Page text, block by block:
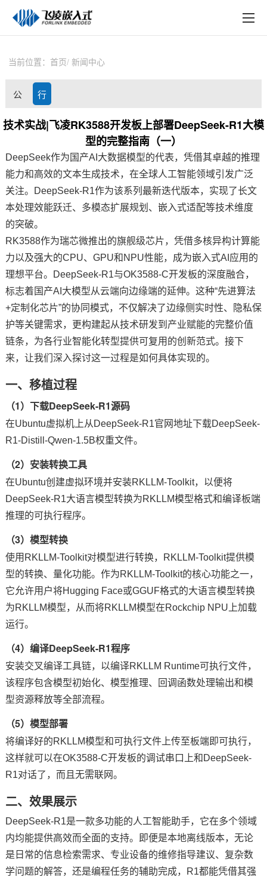
技术与支持
在线文档
方案定制
关于飞凌
天猫商城
淘宝商城
新闻中心
技术论坛
在线购买
当前位置： 首页 新闻中心
公
司
态
行
业
讯
技术实战|飞凌RK3588开发板上部署DeepSeek-R1大模
型的完整指南（一）
DeepSeek作为国产AI大数据模型的代表，凭借其卓越的推理
能力和高效的文本生成技术，在全球人工智能领域引发广泛
关注。DeepSeek-R1作为该系列最新迭代版本，实现了长文
本处理效能跃迁、多模态扩展规划、嵌入式适配等技术维度
的突破。
RK3588作为瑞芯微推出的旗舰级芯片，凭借多核异构计算能
力以及强大的CPU、GPU和NPU性能，成为嵌入式AI应用的
理想平台。DeepSeek-R1与OK3588-C开发板的深度融合，
标志着国产AI大模型从云端向边缘端的延伸。这种“先进算法
+定制化芯片”的协同模式，不仅解决了边缘侧实时性、隐私保
护等关键需求，更构建起从技术研发到产业赋能的完整价值
链条，为各行业智能化转型提供可复用的创新范式。接下
来，让我们深入探讨这一过程是如何具体实现的。
一、移植过程
（1）下载DeepSeek-R1源码
在Ubuntu虚拟机上从DeepSeek-R1官网地址下载DeepSeek-
R1-Distill-Qwen-1.5B权重文件。
（2）安装转换工具
在Ubuntu创建虚拟环境并安装RKLLM-Toolkit，以便将
DeepSeek-R1大语言模型转换为RKLLM模型格式和编译板端
推理的可执行程序。
（3）模型转换
使用RKLLM-Toolkit对模型进行转换，RKLLM-Toolkit提供模
型的转换、量化功能。作为RKLLM-Toolkit的核心功能之一，
它允许用户将Hugging Face或GGUF格式的大语言模型转换
为RKLLM模型，从而将RKLLM模型在Rockchip NPU上加载
运行。
（4）编译DeepSeek-R1程序
安装交叉编译工具链，以编译RKLLM Runtime可执行文件，
该程序包含模型初始化、模型推理、回调函数处理输出和模
型资源释放等全部流程。
（5）模型部署
将编译好的RKLLM模型和可执行文件上传至板端即可执行，
这样就可以在OK3588-C开发板的调试串口上和DeepSeek-
R1对话了，而且无需联网。
二、效果展示
DeepSeek-R1是一款多功能的人工智能助手，它在多个领域
内均能提供高效而全面的支持。即便是本地离线版本，无论
是日常的信息检索需求、专业设备的维修指导建议、复杂数
学问题的解答，还是编程任务的辅助完成，R1都能凭借其强